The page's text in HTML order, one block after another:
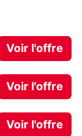
Voir l'offre
Voir l'offre
Voir l'offre